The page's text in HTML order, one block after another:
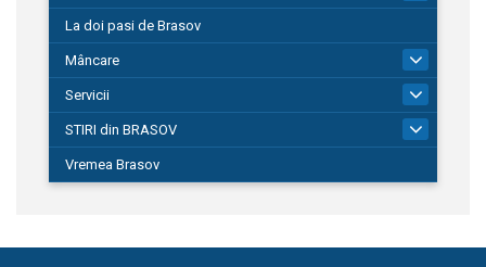
La doi pasi de Brasov
Mâncare
Servicii
STIRI din BRASOV
Vremea Brasov